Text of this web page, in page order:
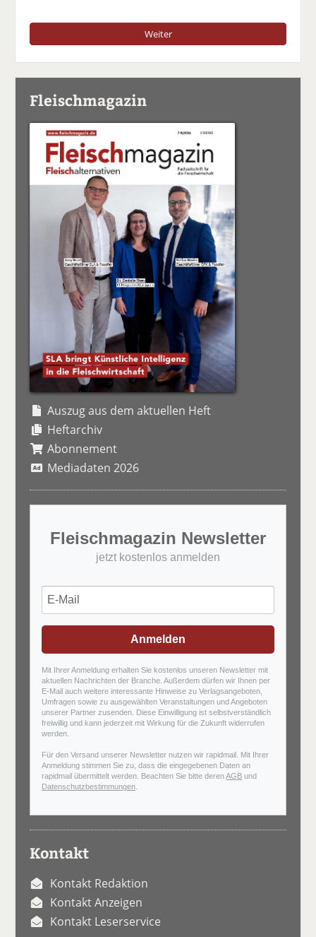
Weiter
Fleischmagazin
Auszug aus dem aktuellen Heft
Heftarchiv
Abonnement
Mediadaten 2026
Fleischmagazin Newsletter
jetzt kostenlos anmelden
Anmelden
Mit Ihrer Anmeldung erhalten Sie kostenlos unseren Newsletter mit
aktuellen Nachrichten der Branche. Außerdem dürfen wir Ihnen per
E-Mail auch weitere interessante Hinweise zu Verlagsangeboten,
Umfragen sowie zu ausgewählten Veranstaltungen und Angeboten
unserer Partner zusenden. Diese Einwilligung ist selbstverständlich
freiwillig und kann jederzeit mit Wirkung für die Zukunft widerrufen
werden.
Für den Versand unserer Newsletter nutzen wir rapidmail. Mit Ihrer
Anmeldung stimmen Sie zu, dass die eingegebenen Daten an
rapidmail übermittelt werden. Beachten Sie bitte derenAGB und
Datenschutzbestimmungen
Kontakt
Kontakt Redaktion
Kontakt Anzeigen
Kontakt Leserservice